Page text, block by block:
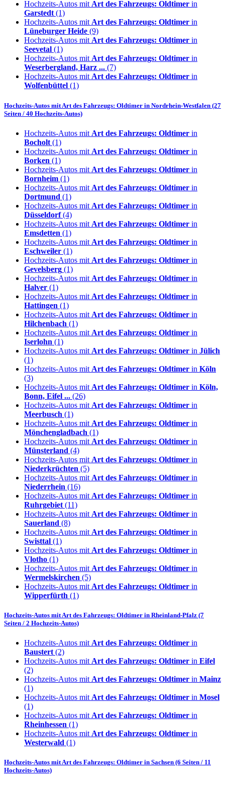
Hochzeits-Autos mitArt des Fahrzeugs: Oldtimer in
Garstedt(1)
Hochzeits-Autos mitArt des Fahrzeugs: Oldtimer in
Lüneburger Heide (9)
Hochzeits-Autos mitArt des Fahrzeugs: Oldtimer in
Seevetal (1)
Hochzeits-Autos mitArt des Fahrzeugs: Oldtimer in
Weserbergland, Harz ... (7)
Hochzeits-Autos mitArt des Fahrzeugs: Oldtimer in
Wolfenbüttel (1)
Hochzeits-Autos mit Art des Fahrzeugs: Oldtimer in Nordrhein-Westfalen (27
Seiten / 40 Hochzeits-Autos)
Hochzeits-Autos mit Art des Fahrzeugs: Oldtimer in
Bocholt (1)
Hochzeits-Autos mit Art des Fahrzeugs: Oldtimer in
Borken (1)
Hochzeits-Autos mit Art des Fahrzeugs: Oldtimer in
Bornheim (1)
Hochzeits-Autos mit Art des Fahrzeugs: Oldtimer in
Dortmund (1)
Hochzeits-Autos mit Art des Fahrzeugs: Oldtimer in
Düsseldorf(4)
Hochzeits-Autos mit Art des Fahrzeugs: Oldtimer in
Emsdetten (1)
Hochzeits-Autos mit Art des Fahrzeugs: Oldtimer in
Eschweiler (1)
Hochzeits-Autos mit Art des Fahrzeugs: Oldtimer in
Gevelsberg (1)
Hochzeits-Autos mit Art des Fahrzeugs: Oldtimer in
Halver (1)
Hochzeits-Autos mit Art des Fahrzeugs: Oldtimer in
Hattingen (1)
Hochzeits-Autos mit Art des Fahrzeugs: Oldtimer in
Hilchenbach (1)
Hochzeits-Autos mit Art des Fahrzeugs: Oldtimer in
Iserlohn (1)
Hochzeits-Autos mit Art des Fahrzeugs: Oldtimer in Jülich
(1)
Hochzeits-Autos mit Art des Fahrzeugs: Oldtimer in Köln
(3)
Hochzeits-Autos mit Art des Fahrzeugs: Oldtimer in Köln,
Bonn, Eifel ... (26)
Hochzeits-Autos mit Art des Fahrzeugs: Oldtimer in
Meerbusch (1)
Hochzeits-Autos mit Art des Fahrzeugs: Oldtimer in
Mönchengladbach (1)
Hochzeits-Autos mit Art des Fahrzeugs: Oldtimer in
Münsterland (4)
Hochzeits-Autos mit Art des Fahrzeugs: Oldtimer in
Niederkrüchten (5)
Hochzeits-Autos mit Art des Fahrzeugs: Oldtimer in
Niederrhein (16)
Hochzeits-Autos mit Art des Fahrzeugs: Oldtimer in
Ruhrgebiet (11)
Hochzeits-Autos mit Art des Fahrzeugs: Oldtimer in
Sauerland (8)
Hochzeits-Autos mit Art des Fahrzeugs: Oldtimer in
Swisttal (1)
Hochzeits-Autos mit Art des Fahrzeugs: Oldtimer in
Vlotho (1)
Hochzeits-Autos mit Art des Fahrzeugs: Oldtimer in
Wermelskirchen (5)
Hochzeits-Autos mit Art des Fahrzeugs: Oldtimer in
Wipperfürth (1)
Hochzeits-Autos mit Art des Fahrzeugs: Oldtimer in Rheinland-Pfalz (7
Seiten / 2 Hochzeits-Autos)
Hochzeits-Autos mit Art des Fahrzeugs: Oldtimer in
Baustert (2)
Hochzeits-Autos mit Art des Fahrzeugs: Oldtimer in Eifel
(2)
Hochzeits-Autos mit Art des Fahrzeugs: Oldtimer in Mainz
(1)
Hochzeits-Autos mit Art des Fahrzeugs: Oldtimer in Mosel
(1)
Hochzeits-Autos mit Art des Fahrzeugs: Oldtimer in
Rheinhessen (1)
Hochzeits-Autos mit Art des Fahrzeugs: Oldtimer in
Westerwald (1)
Hochzeits-Autos mitArt des Fahrzeugs: Oldtimer in Sachsen (6 Seiten / 11
Hochzeits-Autos)